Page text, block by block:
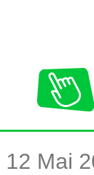
12 Mai